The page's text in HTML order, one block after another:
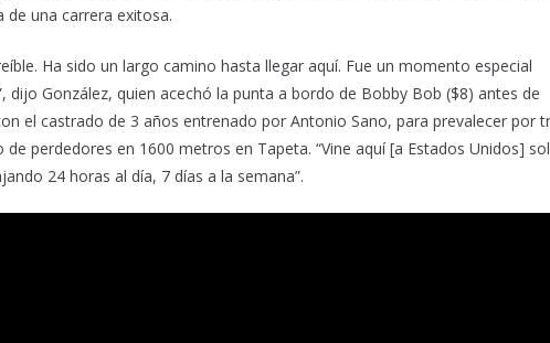
de una carrera exitosa.
Ha sido un largo camino hasta llegar aquí. Fue un momento especial
dijo González, quien acechó la punta a bordo de Bobby Bob ($8) antes de
el castrado de 3 años entrenado por Antonio Sano, para prevalecer por
perdedores en 1600 metros en Tapeta. “Vine aquí [a Estados Unidos]
24 horas al día, 7 días a la semana”.